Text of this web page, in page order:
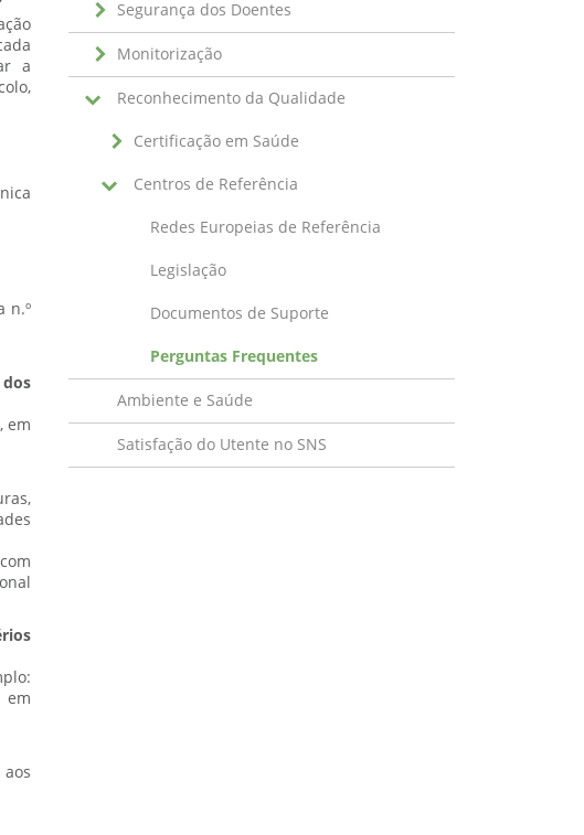
a
n.º
em
em
Segurança dos Doentes
Monitorização
Reconhecimento da Qualidade
Certificação em Saúde
Centros de Referência
Redes Europeias de Referência
Legislação
Documentos de Suporte
Perguntas Frequentes
Ambiente e Saúde
Satisfação do Utente no SNS